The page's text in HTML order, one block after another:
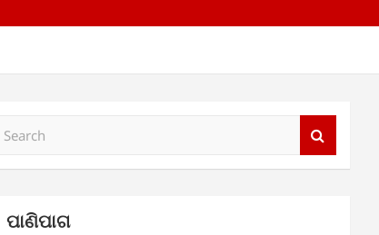
ପାଣିପାଗ